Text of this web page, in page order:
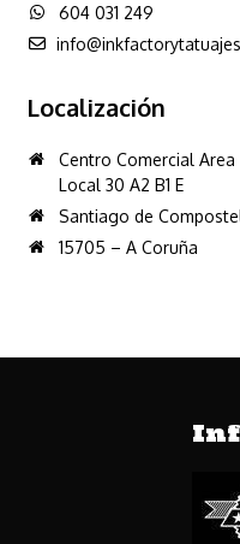
604 031 249
Localización
Centro Comercial Area
Local 30 A2 B1 E
Santiago de
15705 – A Coruña